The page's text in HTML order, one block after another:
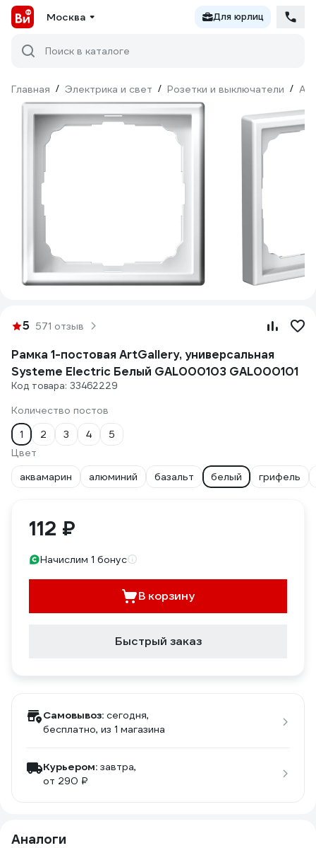
Москва Для юрлиц
Поиск в каталоге
Главная / Электрика и свет / Розетки и выключатели /
5 571 отзыв
Рамка 1-постовая ArtGallery, универсальная
Systeme Electric Белый GAL000103 GAL000101
Код товара: 33462229
Количество постов
1
2 3 4
5
Цвет
аквамарин
алюминий базальт белый грифель
112 ₽
Начислим 1 бонус
В корзину
Быстрый заказ
Самовывоз: сегодня,
бесплатно, из 1 магазина
Курьером: завтра,
от 290 ₽
Аналоги